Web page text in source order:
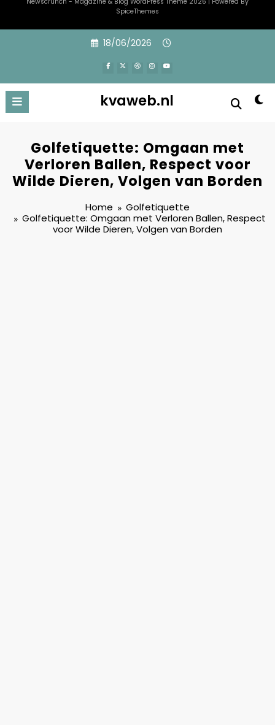
SpiceThemes
18/06/2026
kvaweb.nl
Golfetiquette: Omgaan met
Verloren Ballen, Respect voor
Wilde Dieren, Volgen van Borden
Home
Golfetiquette
Golfetiquette: Omgaan met Verloren Ballen, Respect
voor Wilde Dieren, Volgen van Borden